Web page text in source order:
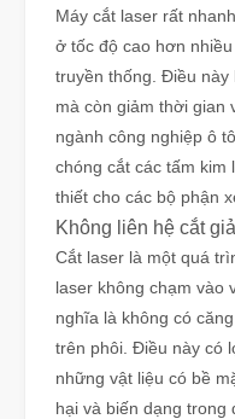
Máy cắt laser rất
ở tốc độ cao hơn
truyền thống. Điều này
mà còn giảm thời gian
ngành công nghiệp ô
chóng cắt các tấm kim
thiết cho các bộ phận
Không liên hệ cắt
Cắt laser là một quá
laser không chạm vào
nghĩa là không có
trên phôi. Điều này có
những vật liệu có bề
hại và biến dạng trong